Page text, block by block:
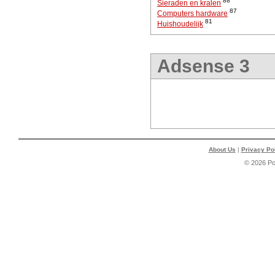
Sieraden en kralen
Computers hardware 87
Huishoudelijk 81
Adsense 3
About Us | Privacy
© 2026